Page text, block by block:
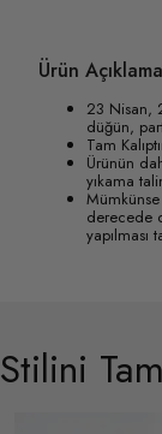
Ürün
23 Nisan,
düğün,
Tam
Ürünün
yıkama
Mümkünse
derecede
yapılması
Stilini